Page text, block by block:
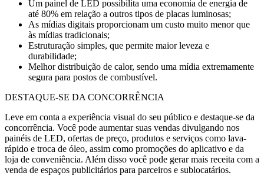
Um painel de LED possibilita uma economia de energia de
até 80% em relação a outros tipos de placas luminosas;
As mídias digitais proporcionam um custo muito menor que
às mídias tradicionais;
Estruturação simples, que permite maior leveza e
durabilidade;
Melhor distribuição de calor, sendo uma mídia extremamente
segura para postos de combustível.
DESTAQUE-SE DA CONCORRÊNCIA
Leve em conta a experiência visual do seu público e destaque-se da
concorrência. Você pode aumentar suas vendas divulgando nos
painéis de LED, ofertas de preço, produtos e serviços como lava-
rápido e troca de óleo, assim como promoções do aplicativo e da
loja de conveniência. Além disso você pode gerar mais receita com a
venda de espaços publicitários para parceiros e sublocatários.